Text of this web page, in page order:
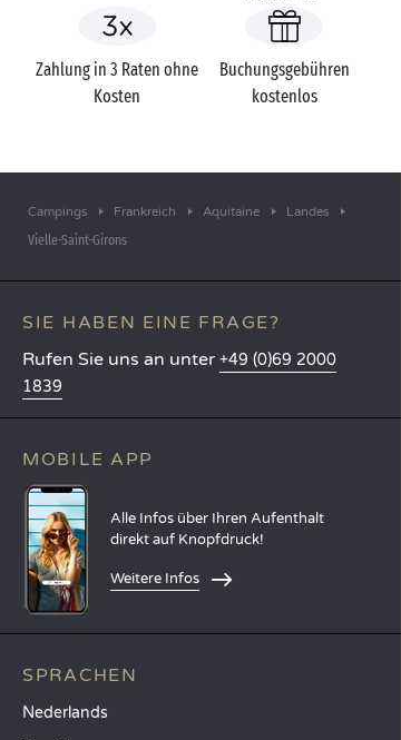
Zahlung in 3 Raten ohne
Kosten
Buchungsgebühren
kostenlos
Campings Frankreich Aquitaine Landes
Vielle-Saint-Girons
SIE HABEN EINE FRAGE?
Rufen Sie uns an unter +49 (0)69 2000
1839
MOBILE APP
Alle Infos über Ihren Aufenthalt
direkt auf Knopfdruck!
Weitere Infos
SPRACHEN
Nederlands